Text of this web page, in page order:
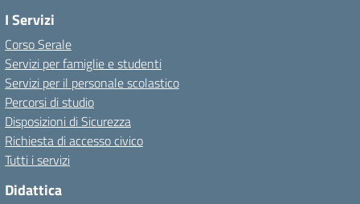
I Servizi
Corso Serale
Servizi per famiglie e studenti
Servizi per il personale scolastico
Percorsi di studio
Disposizioni di Sicurezza
Richiesta di accesso civico
Tutti i servizi
Didattica